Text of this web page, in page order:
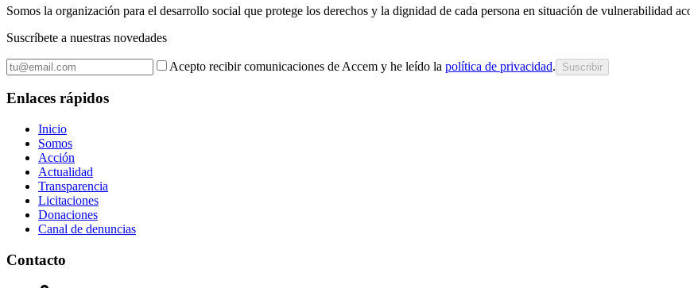
Somos la organización para el desarrollo social que protege los derechos y la dignidad de cada persona en situación de vulnerabilidad
Suscríbete a nuestras novedades
Acepto recibir comunicaciones de Accem y he leído la política de privacidad. Suscribir
Enlaces rápidos
Inicio
Somos
Acción
Actualidad
Transparencia
Licitaciones
Donaciones
Canal de denuncias
Contacto